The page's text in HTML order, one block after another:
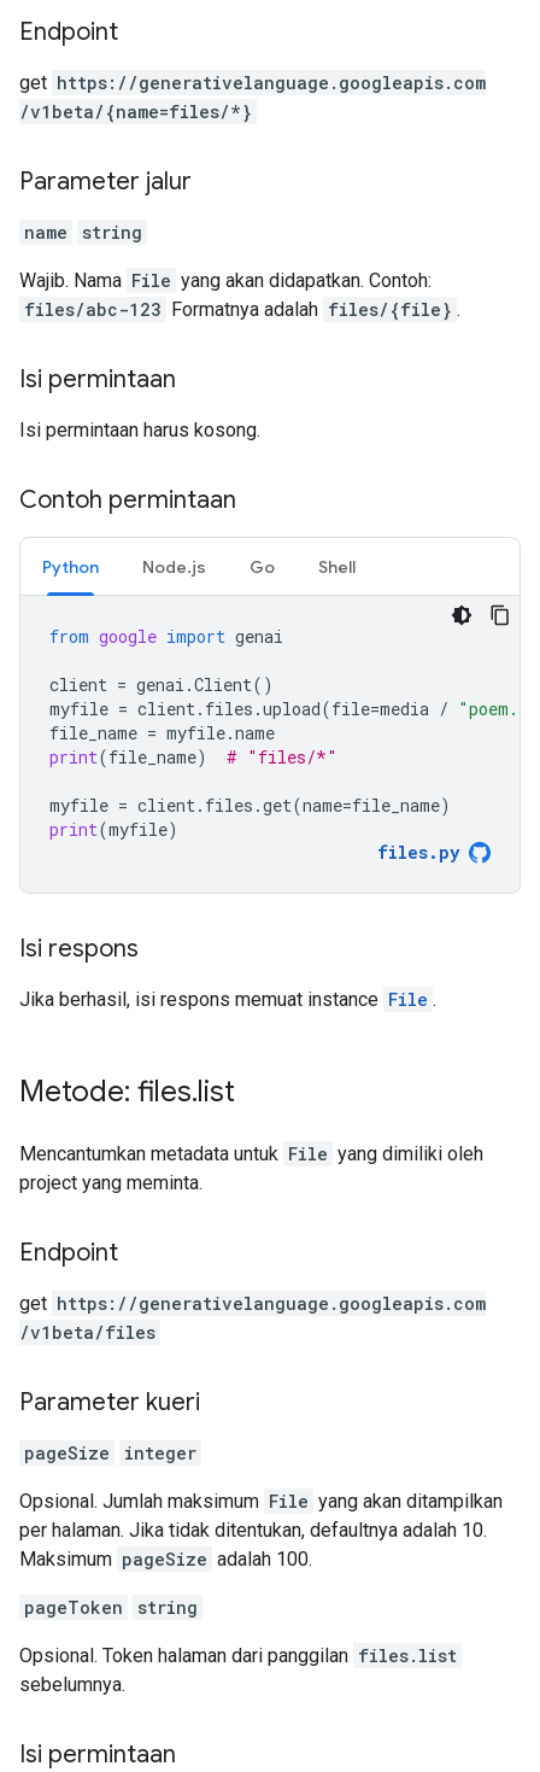
Endpoint
get https: / /generativelanguage.googleapis.com
/v1beta/{name=files/*}
Parameter jalur
name string
Wajib. Nama File yang akan didapatkan. Contoh:
files/abc-123 Formatnya adalah files/{file} .
Isi permintaan
Isi permintaan harus kosong.
Contoh permintaan
Python Node.js Go Shell
from google import genai
client = genai .Client()
myfile = client. files .upload(file=media /
file_name = myfile.name
print(file_name) # "files/*"
myfile = client. files .get(name=file_name)
print(myfile)
files. py
Isi respons
Jika berhasil, isi respons memuat instance File .
Metode: files.list
Mencantumkan metadata untuk File yang dimiliki oleh
project yang meminta.
Endpoint
get https: / /generativelanguage.googleapis.com
/v1beta/files
Parameter kueri
pageSize integer
Opsional. Jumlah maksimum File yang akan ditampilkan
per halaman. Jika tidak ditentukan, defaultnya adalah 10.
Maksimum pageSize adalah 100.
pageToken string
Opsional. Token halaman dari panggilan files.list
sebelumnya.
Isi permintaan